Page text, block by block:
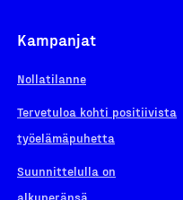
Kampanjat
Nollatilanne
Tervetuloa kohti positiivista
työelämäpuhetta
Suunnittelulla on
alkuperänsä